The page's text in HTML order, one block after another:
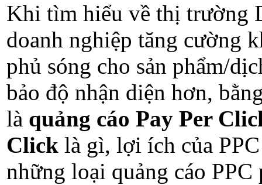
Khi tìm hiểu về thị trường
doanh nghiệp tăng cường
phủ sóng cho sản phẩm/
bảo độ nhận diện hơn,
là quảng cáo Pay Per
Click là gì, lợi ích của
những loại quảng cáo